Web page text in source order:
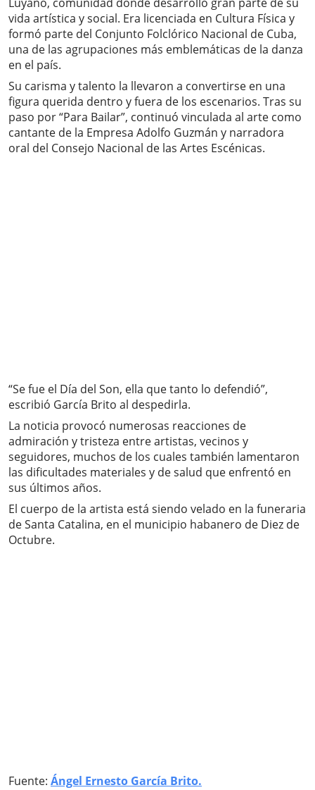
vida artística y social. Era licenciada en Cultura Física y
formó parte del Conjunto Folclórico Nacional de Cuba,
una de las agrupaciones más emblemáticas de la danza
en el país.
Su carisma y talento la llevaron a convertirse en una
figura querida dentro y fuera de los escenarios. Tras su
paso por “Para Bailar”, continuó vinculada al arte como
cantante de la Empresa Adolfo Guzmán y narradora
oral del Consejo Nacional de las Artes Escénicas.
“Se fue el Día del Son, ella que tanto lo defendió”,
escribió García Brito al despedirla.
La noticia provocó numerosas reacciones de
admiración y tristeza entre artistas, vecinos y
seguidores, muchos de los cuales también lamentaron
las dificultades materiales y de salud que enfrentó en
sus últimos años.
El cuerpo de la artista está siendo velado en la funeraria
de Santa Catalina, en el municipio habanero de Diez de
Octubre.
Fuente: Ángel Ernesto García Brito.